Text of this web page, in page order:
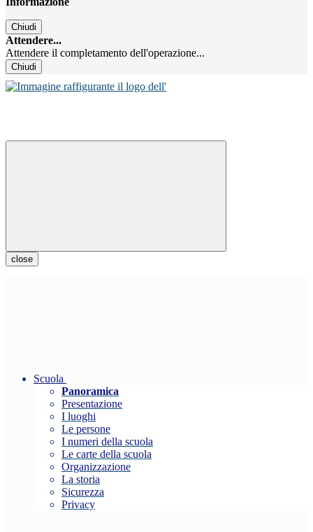
Chiudi
Attendere...
Attendere il completamento dell'operazione...
Chiudi
close
Scuola
Panoramica
Presentazione
I luoghi
Le persone
I numeri della scuola
Le carte della scuola
Organizzazione
La storia
Sicurezza
Privacy